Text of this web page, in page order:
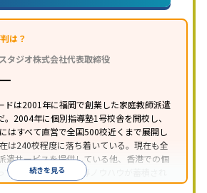
校生に対応授業の振替可能不登校生に対
にPC・タブレットを利用
受講可能
は？
タジオ株式会社代表取締役
ドは2001年に福岡で創業した家庭教師派遣
2004年に個別指導塾1号校舎を開校し、
はすべて直営で全国500校近くまで展開し
は240校程度に落ち着いている。現在も全
遣サービスを提供している他、香港での個
ており、汎用的な指導ノウハウが蓄積され
続きを見る